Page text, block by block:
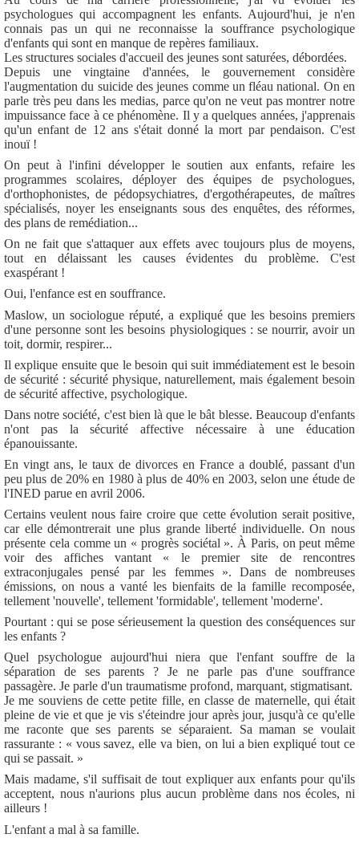
psychologues qui accompagnent les enfants. Aujourd'hui, je n'en
connais pas un qui ne reconnaisse la souffrance psychologique
d'enfants qui sont en manque de repères familiaux.
Les structures sociales d'accueil des jeunes sont saturées, débordées.
Depuis une vingtaine d'années, le gouvernement considère
l'augmentation du suicide des jeunes comme un fléau national. On en
parle très peu dans les medias, parce qu'on ne veut pas montrer notre
impuissance face à ce phénomène. Il y a quelques années, j'apprenais
qu'un enfant de 12 ans s'était donné la mort par pendaison. C'est
inouï !
On peut à l'infini développer le soutien aux enfants, refaire les
programmes scolaires, déployer des équipes de psychologues,
d'orthophonistes, de pédopsychiatres, d'ergothérapeutes, de maîtres
spécialisés, noyer les enseignants sous des enquêtes, des réformes,
des plans de remédiation...
On ne fait que s'attaquer aux effets avec toujours plus de moyens,
tout en délaissant les causes évidentes du problème. C'est
exaspérant !
Oui, l'enfance est en souffrance.
Maslow, un sociologue réputé, a expliqué que les besoins premiers
d'une personne sont les besoins physiologiques : se nourrir, avoir un
toit, dormir, respirer...
Il explique ensuite que le besoin qui suit immédiatement est le besoin
de sécurité : sécurité physique, naturellement, mais également besoin
de sécurité affective, psychologique.
Dans notre société, c'est bien là que le bât blesse. Beaucoup d'enfants
n'ont pas la sécurité affective nécessaire à une éducation
épanouissante.
En vingt ans, le taux de divorces en France a doublé, passant d'un
peu plus de 20% en 1980 à plus de 40% en 2003, selon une étude de
l'INED parue en avril 2006.
Certains veulent nous faire croire que cette évolution serait positive,
car elle démontrerait une plus grande liberté individuelle. On nous
présente cela comme un « progrès sociétal ». À Paris, on peut même
voir des affiches vantant « le premier site de rencontres
extraconjugales pensé par les femmes ». Dans de nombreuses
émissions, on nous a vanté les bienfaits de la famille recomposée,
tellement 'nouvelle', tellement 'formidable', tellement 'moderne'.
Pourtant : qui se pose sérieusement la question des conséquences sur
les enfants ?
Quel psychologue aujourd'hui niera que l'enfant souffre de la
séparation de ses parents ? Je ne parle pas d'une souffrance
passagère. Je parle d'un traumatisme profond, marquant, stigmatisant.
Je me souviens de cette petite fille, en classe de maternelle, qui était
pleine de vie et que je vis s'éteindre jour après jour, jusqu'à ce qu'elle
me raconte que ses parents se séparaient. Sa maman se voulait
rassurante : « vous savez, elle va bien, on lui a bien expliqué tout ce
qui se passait. »
Mais madame, s'il suffisait de tout expliquer aux enfants pour qu'ils
acceptent, nous n'aurions plus aucun problème dans nos écoles, ni
ailleurs !
L'enfant a mal à sa famille.